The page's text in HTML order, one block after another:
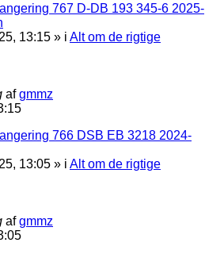
767 D-DB 193 345-6 2025-
13:15 » i Alt om de rigtige
afgmmz
766 DSB EB 3218 2024-
13:05 » i Alt om de rigtige
afgmmz